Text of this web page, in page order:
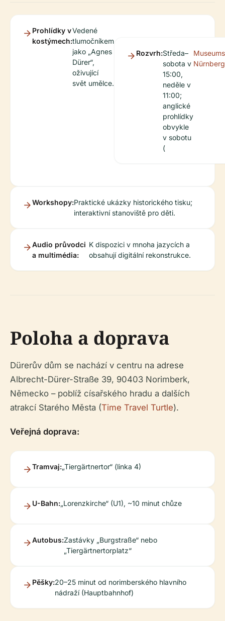
Prohlídky v
kostýmech:
Vedené
tlumočníkem
jako „Agnes
Dürer“,
oživující
svět umělce.
Rozvrh:Středa–
sobota v
15:00,
neděle v
11:00;
anglické
prohlídky
obvykle
v sobotu
(
Museums
Nürnberg
Workshopy:Praktické ukázky historického tisku;
interaktivní stanoviště pro děti.
Audio průvodci
a multimédia:
K dispozici v mnoha jazycích a
obsahují digitální rekonstrukce.
Poloha a doprava
Dürerův dům se nachází v centru na adrese
Albrecht-Dürer-Straße 39, 90403 Norimberk,
Německo – poblíž císařského hradu a dalších
atrakcí Starého Města (Time Travel Turtle).
Veřejná doprava:
Tramvaj:„Tiergärtnertor“ (linka 4)
U-Bahn:„Lorenzkirche“ (U1), ~10 minut chůze
Autobus:Zastávky „Burgstraße“ nebo
„Tiergärtnertorplatz“
Pěšky:20–25 minut od norimberského hlavního
nádraží (Hauptbahnhof)